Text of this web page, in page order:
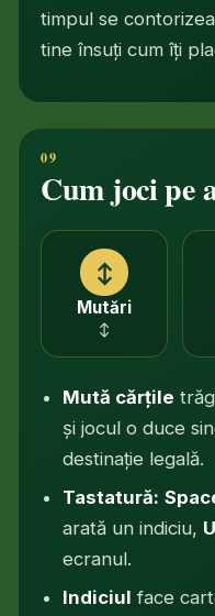
timpul se
tine însuți cum îți
Cum joci pe
↕
Mutări
↕
Mută cărțile
și jocul o duce
destinație legală.
Tastatură:
arată un indiciu, U
ecranul.
Indiciul face